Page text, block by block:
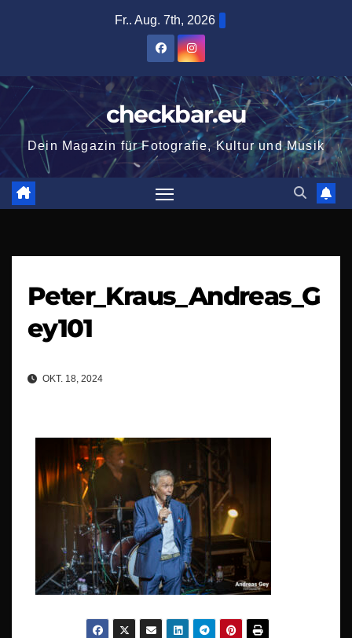
Fr.. Aug. 7th, 2026
checkbar.eu
Dein Magazin für Fotografie, Kultur und Musik
Peter_Kraus_Andreas_G
ey101
OKT. 18, 2024